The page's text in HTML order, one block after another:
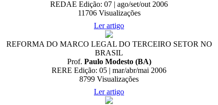
REDAE Edição: 07 | ago/set/out 2006
11706Visualizações
Ler artigo
REFORMA DO MARCO LEGAL DO TERCEIRO SETOR NO
BRASIL
Prof. Paulo Modesto (BA)
RERE Edição: 05 | mar/abr/mai 2006
8799 Visualizações
Ler artigo